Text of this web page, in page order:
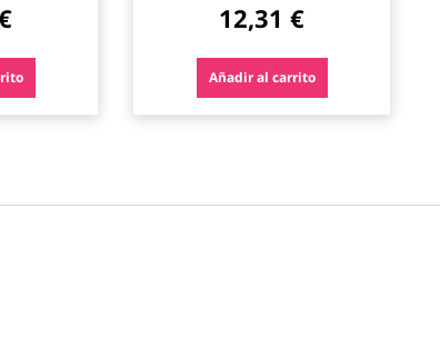
12,31 €
Añadir al carrito